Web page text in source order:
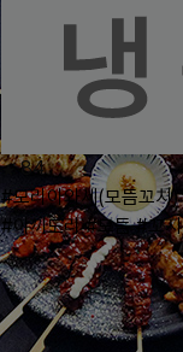
84
#모리아와세(모듬꼬치)
#야끼도리 #모둠 #꼬지